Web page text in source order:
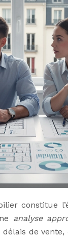
constitue
analyse
de